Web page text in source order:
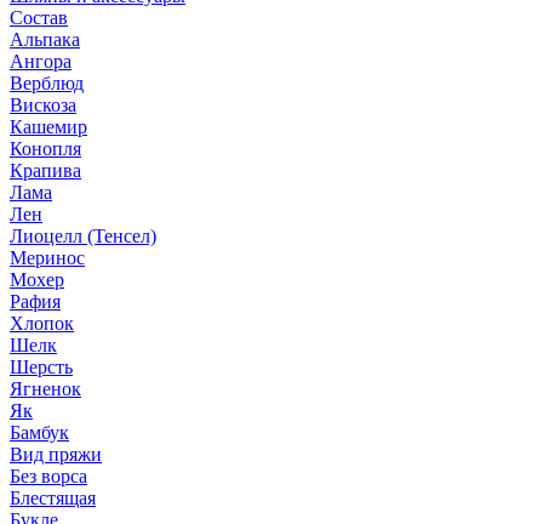
Состав
Альпака
Ангора
Верблюд
Вискоза
Кашемир
Конопля
Крапива
Лама
Лен
Лиоцелл (Тенсел)
Меринос
Мохер
Рафия
Хлопок
Шелк
Шерсть
Ягненок
Як
Бамбук
Вид пряжи
Без ворса
Блестящая
Букле